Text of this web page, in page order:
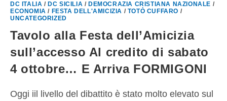
DC ITALIA / DC SICILIA / DEMOCRAZIA CRISTIANA NAZIONALE /
ECONOMIA / FESTA DELL'AMICIZIA / TOTÒ CUFFARO /
UNCATEGORIZED
Tavolo alla Festa dell’Amicizia
sull’accesso Al credito di sabato
4 ottobre… E Arriva FORMIGONI
Oggi iil livello del dibattito è stato molto elevato sul